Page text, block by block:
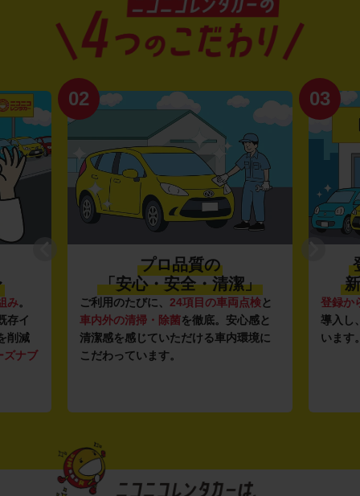
検と
感と
境に
03
登録から4年未満の
新しい車がいっぱい♪
登録から4年未満の新しいクルマを多数
導入し、快適な車両の提供を追求して
います。もちろん追加料金は0円です。
04
全
全国47
駅チカ
店舗で